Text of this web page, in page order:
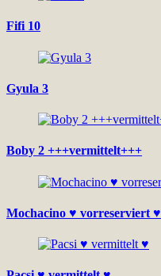
Fifi 10
Gyula 3
Boby 2 +++vermittelt+++
Mochacino ♥ vorreserviert ♥